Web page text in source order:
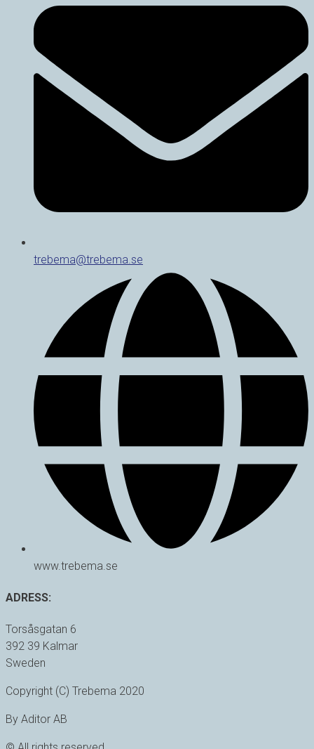
trebema@trebema.se
www.trebema.se
ADRESS:
Torsåsgatan 6
392 39 Kalmar
Sweden
Copyright (C) Trebema 2020
By Aditor AB